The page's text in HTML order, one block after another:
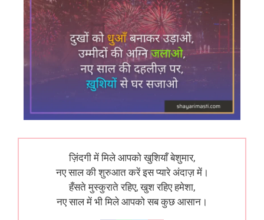
ज़िंदगी में मिले आपको खुशियाँ बेशुमार,
नए साल की शुरुआत करें इस प्यारे अंदाज़ में।
हँसते मुस्कुराते रहिए, खुश रहिए हमेशा,
नए साल में भी मिले आपको सब कुछ आसान।